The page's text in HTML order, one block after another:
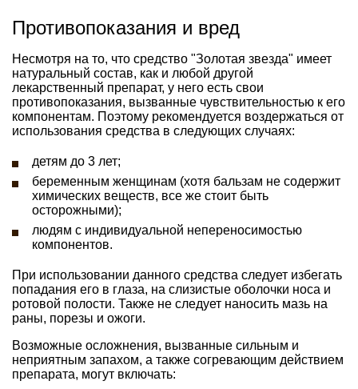
Противопоказания и вред
Несмотря на то, что средство "Золотая звезда" имеет
натуральный состав, как и любой другой
лекарственный препарат, у него есть свои
противопоказания, вызванные чувствительностью к его
компонентам. Поэтому рекомендуется воздержаться от
использования средства в следующих случаях:
детям до 3 лет;
беременным женщинам (хотя бальзам не содержит
химических веществ, все же стоит быть
осторожными);
людям с индивидуальной непереносимостью
компонентов.
При использовании данного средства следует избегать
попадания его в глаза, на слизистые оболочки носа и
ротовой полости. Также не следует наносить мазь на
раны, порезы и ожоги.
Возможные осложнения, вызванные сильным и
неприятным запахом, а также согревающим действием
препарата, могут включать: